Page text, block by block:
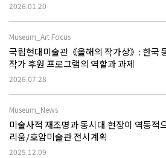
2026.01.20
Museum_Art Focus
국립현대미술관《올해의 작가상》: 한국
작가 후원 프로그램의 역할과 과제
2026.07.28
Museum_News
미술사적 재조명과 동시대 현장이 역동적
리움/호암미술관 전시계획
2025.12.09